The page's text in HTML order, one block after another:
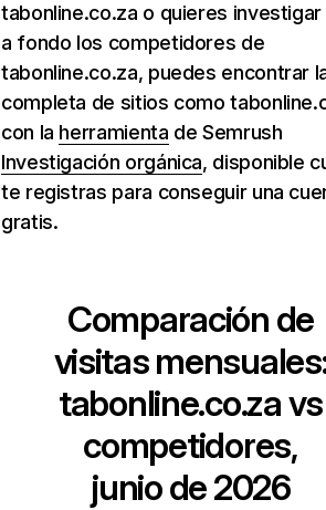
tabonline.co.za o quieres investigar
a fondo los competidores de
tabonline.co.za, puedes encontrar
completa de sitios como
con la herramienta de Semrush
Investigación orgánica, disponible
te registras para conseguir una
gratis.
Comparación de
visitas
tabonline.co.zavs
competidores,
junio de 2026